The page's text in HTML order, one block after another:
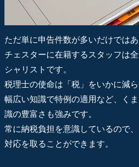
ただ単に申告件数が多いだけではあ
チェスターに在籍するスタッフは
シャリストです。
税理士の使命は「税」をいかに減ら
幅広い知識で特例の適用など、く
識の豊富さも強みです。
常に納税負担を意識しているので
対応を取ることができます。